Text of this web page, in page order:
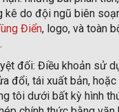
kê do đội ngũ biên
Điển, logo, và toàn
đối: Điều khoản sử
đổi, tái xuất bản,
tôi dưới bất kỳ hình